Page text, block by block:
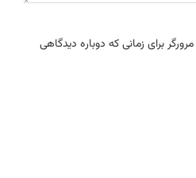
برای زمانی که دوباره دیدگاهی